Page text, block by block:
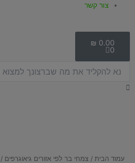
צור קשר
₪ 0.00
0
עגלת
קניות
עמוד הבית / צמחי בר לפי אזורים גיאוגרפים /